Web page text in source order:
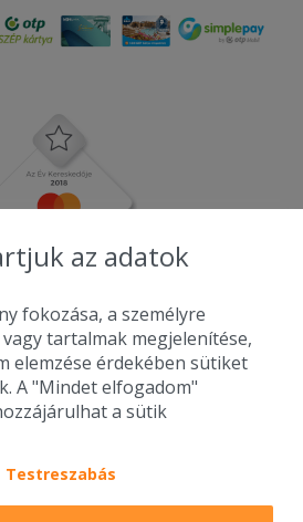
- Falatozz.hu - Diston-line Kft.
az adatok
fokozása, a személyre
tartalmak megjelenítése,
elemzése érdekében sütiket
A "Mindet elfogadom"
a sütik
Testreszabás